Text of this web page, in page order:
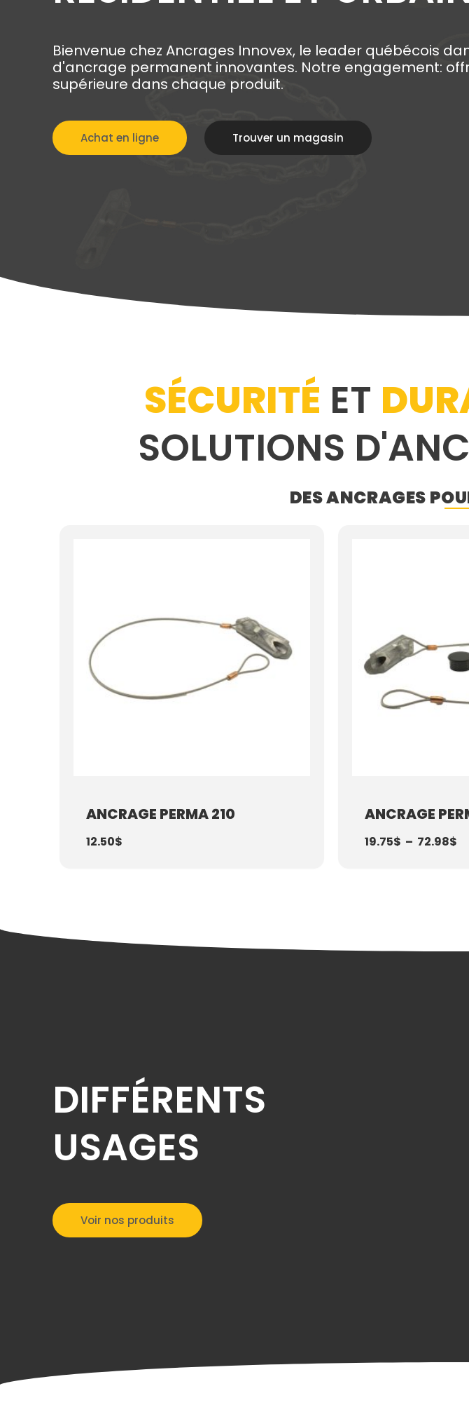
Bienvenue chez Ancrages Innovex, le leader québécois
d'ancrage permanent innovantes. Notre engagement:
supérieure dans chaque produit.
Achat en ligne Trouver un magasin
SÉCURITÉ ET
SOLUTIONS
DES ANCRAGES
ANCRAGE PERMA 210
12.50$
ANCRAGE
19.75$ – 72.98$
DIFFÉRENTS
USAGES
Voir nos produits